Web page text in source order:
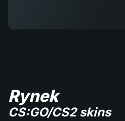
Rynek
CS:GO/CS2 skins